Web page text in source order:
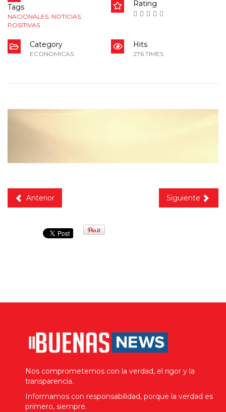
Tags
NACIONALES NOTICIAS
POSITIVAS
Rating
Category
ECONOMICAS
Hits
276 TIMES
Anterior Siguiente
Nos comprometemos con la verdad, el rigor y la
transparencia.
Informamos con responsabilidad, porque la verdad es
primero, siempre.